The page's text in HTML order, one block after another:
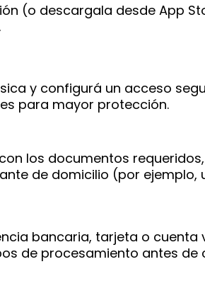
(o descargala desde App
y configurá un acceso
para mayor protección.
los documentos
de domicilio (por ejemplo,
bancaria, tarjeta o
de procesamiento antes de